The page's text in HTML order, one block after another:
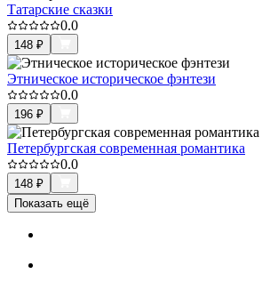
Татарские сказки
0.0
148 ₽
Этническое историческое фэнтези
0.0
196 ₽
Петербургская современная романтика
0.0
148 ₽
Показать ещё